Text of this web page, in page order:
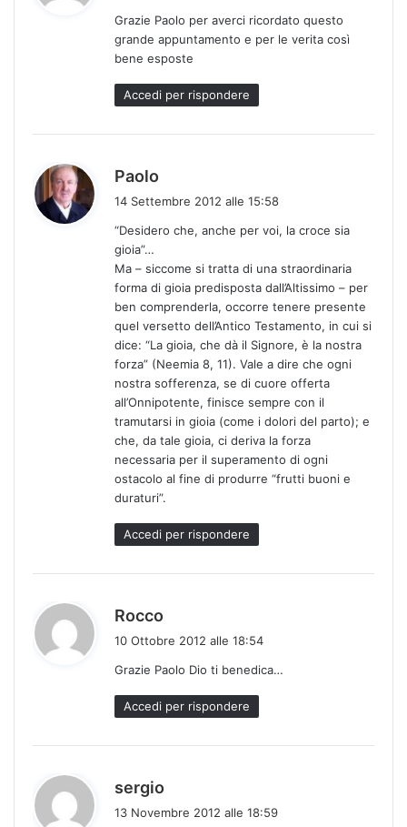
e
t
o
:
Grazie Paolo per averci ricordato questo
grande appuntamento e per le verita così
bene esposte
Accedi per rispondere
Paolo
e
t
o
14 Settembre 2012 alle 15:58
“Desidero che, anche per voi, la croce sia
gioia”…
Ma – siccome si tratta di una straordinaria
forma di gioia predisposta dall’Altissimo – per
ben comprenderla, occorre tenere presente
quel versetto dell’Antico Testamento, in cui si
dice: “La gioia, che dà il Signore, è la nostra
forza” (Neemia 8, 11). Vale a dire che ogni
nostra sofferenza, se di cuore offerta
all’Onnipotente, finisce sempre con il
tramutarsi in gioia (come i dolori del parto); e
che, da tale gioia, ci deriva la forza
necessaria per il superamento di ogni
ostacolo al fine di produrre “frutti buoni e
duraturi”.
Accedi per rispondere
Rocco
e
t
t
10 Ottobre 2012 alle 18:54
Grazie Paolo Dio ti benedica…
Accedi per rispondere
sergio
13 Novembre 2012 alle 18:59